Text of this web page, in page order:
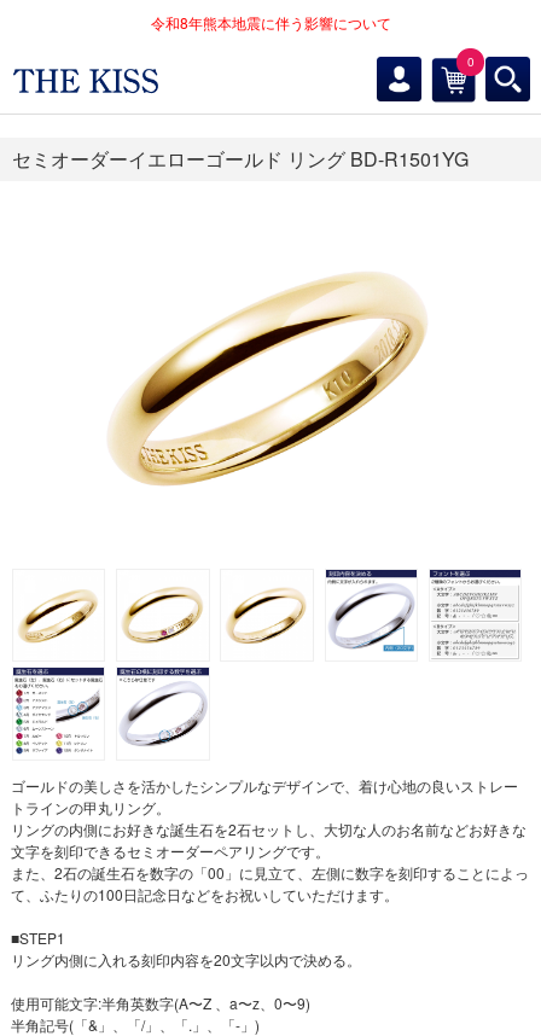
令和8年熊本地震に伴う影響について
0
セミオーダーイエローゴールド リング BD-R1501YG
ゴールドの美しさを活かしたシンプルなデザインで、着け心地の良いストレー
トラインの甲丸リング。
リングの内側にお好きな誕生石を2石セットし、大切な人のお名前などお好きな
文字を刻印できるセミオーダーペアリングです。
また、2石の誕生石を数字の「00」に見立て、左側に数字を刻印することによっ
て、ふたりの100日記念日などをお祝いしていただけます。
■STEP1
リング内側に入れる刻印内容を20文字以内で決める。
使用可能文字:半角英数字(A〜Z 、a〜z、0〜9)
半角記号(「&」、「/」、「.」、「-」)